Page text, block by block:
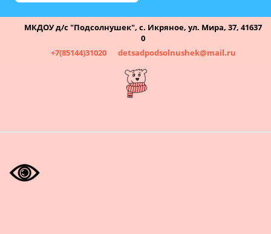
МКДОУ д/с "Подсолнушек", с. Икряное, ул. Мира, 37, 41637
0
+7(85144)31020
detsadpodsolnushek@mail.ru